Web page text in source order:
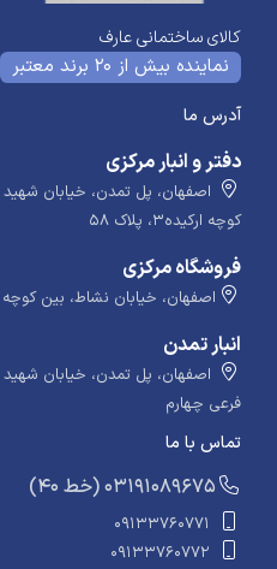
کالای ساختمانی عارف
نماینده بیش از 20 برند معتبر
آدرس ما
دفتر و انبار مرکزی
اصفهان، پل تمدن، خیابان
کوچه ارکیده۳، پلاک ۵۸
فروشگاه مرکزی
اصفهان، خیابان نشاط، بین کوچه ۱۹و۲۱
انبار تمدن
اصفهان، پل تمدن، خیابان
فرعی چهارم
تماس با ما
​​​ (40 خط) 03191089675
09133760771
09133760772